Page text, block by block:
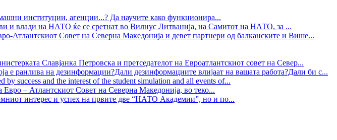
институции, агенции...? Да научите како функционира...
и влади на НАТО ќе се сретнат во Вилнус Литванија, на Самитот на НАТО, за ...
Атлантскиот Совет на Северна Македонија и девет партнери од балканските и Више...
Славјанка Петровска и претседателот на Евроатлантскиот совет на Север...
е ранлива на дезинформации?Дали дезинформациите влијаат на вашата работа?Дали би с...
success and the interest of the student simulation and all events of...
– Атлантскиот Совет на Северна Македонија, во теко...
интерес и успех на првите две “НАТО Академии”, но и по...